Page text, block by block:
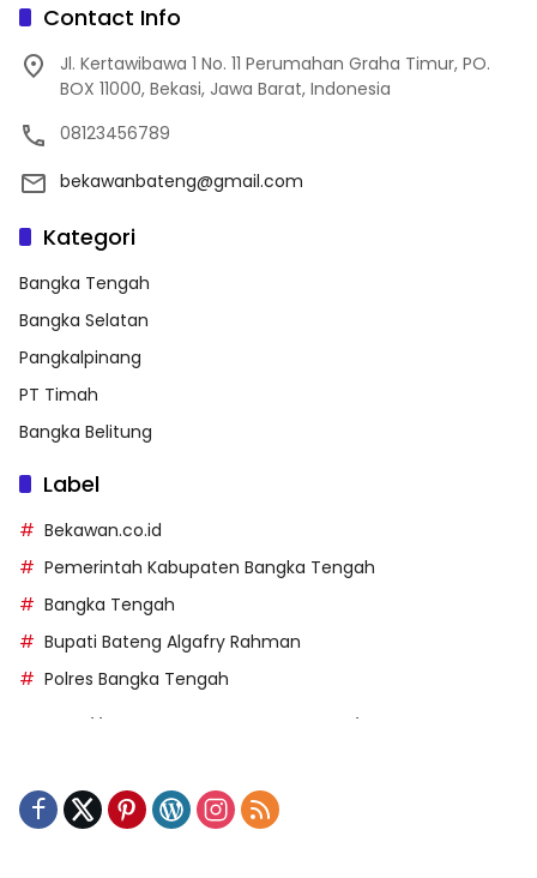
Contact Info
Jl. Kertawibawa 1 No. 11 Perumahan Graha Timur, PO.
BOX 11000, Bekasi, Jawa Barat, Indonesia
08123456789
bekawanbateng@gmail.com
Kategori
Bangka Tengah
Bangka Selatan
Pangkalpinang
PT Timah
Bangka Belitung
Label
Bekawan.co.id
Pemerintah Kabupaten Bangka Tengah
Bangka Tengah
Bupati Bateng Algafry Rahman
Polres Bangka Tengah
https://kecsitim.sitarokab.go.id/